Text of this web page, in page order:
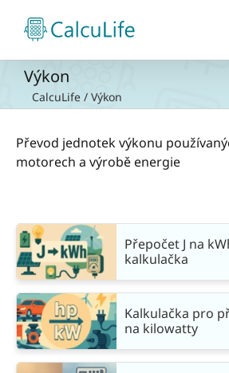
obsah
Výkon
CalcuLife / Výkon
Převod jednotek výkonu
motorech a výrobě energie
Přepočet J na
kalkulačka
Kalkulačka pro
na kilowatty